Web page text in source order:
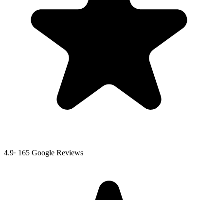
4.9· 165 Google Reviews